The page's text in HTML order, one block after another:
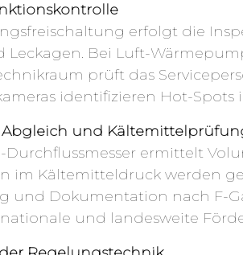
erfolgt die
Leckagen. Bei Luft-
prüft das
identifizieren Hot-
Abgleich und
Durchflussmesser ermittelt
im Kältemitteldruck werden
und Dokumentation nach F-
und landesweite